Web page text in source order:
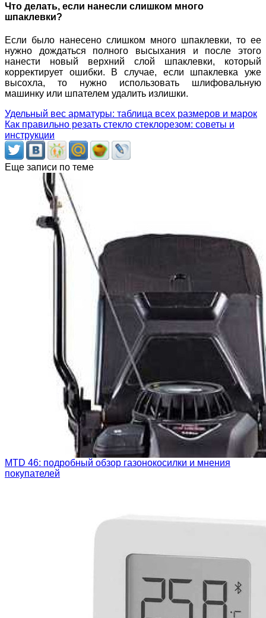
Что делать, если нанесли слишком много
шпаклевки?
Если было нанесено слишком много шпаклевки, то ее
нужно дождаться полного высыхания и после этого
нанести новый верхний слой шпаклевки, который
корректирует ошибки. В случае, если шпаклевка уже
высохла, то нужно использовать шлифовальную
машинку или шпателем удалить излишки.
Удельный вес арматуры: таблица всех размеров и марок
Как правильно резать стекло стеклорезом: советы и
инструкции
Еще записи по теме
MTD 46: подробный обзор газонокосилки и мнения
покупателей